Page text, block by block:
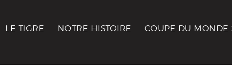
LE TIGRE NOTRE HISTOIRE COUPE DU MONDE